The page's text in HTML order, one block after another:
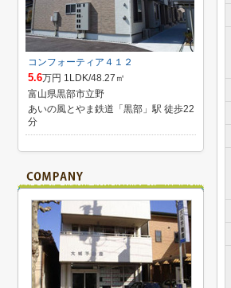
コンフォーティア４１２
5.6万円 1LDK/48.27㎡
富山県黒部市立野
あいの風とやま鉄道「黒部」駅 徒歩22
分